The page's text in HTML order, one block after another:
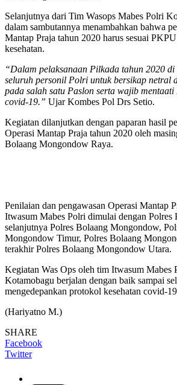
Selanjutnya dari Tim Wasops Mabes Polri
dalam sambutannya menambahkan bahwa
Mantap Praja tahun 2020 harus sesuai
kesehatan.
“Dalam pelaksanaan Pilkada tahun 2020
seluruh personil Polri untuk bersikap netral
pada salah satu Paslon serta wajib mentaati
covid-19.” Ujar Kombes Pol Drs Setio.
Kegiatan dilanjutkan dengan paparan hasil
Operasi Mantap Praja tahun 2020 oleh
Bolaang Mongondow Raya.
Penilaian dan pengawasan Operasi Mantap
Itwasum Mabes Polri dimulai dengan Polres
selanjutnya Polres Bolaang Mongondow,
Mongondow Timur, Polres Bolaang
terakhir Polres Bolaang Mongondow Utara.
Kegiatan Was Ops oleh tim Itwasum Mabes
Kotamobagu berjalan dengan baik sampai
mengedepankan protokol kesehatan covid-
(Hariyatno M.)
SHARE
Facebook
Twitter